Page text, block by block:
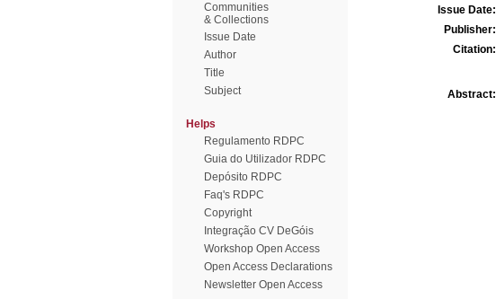
Communities
& Collections
Issue Date
Author
Title
Subject
Helps
Regulamento RDPC
Guia do Utilizador RDPC
Depósito RDPC
Faq's RDPC
Copyright
Integração CV DeGóis
Workshop Open Access
Open Access Declarations
Newsletter Open Access
Issue Date:
Publisher:
Citation:
Abstract: